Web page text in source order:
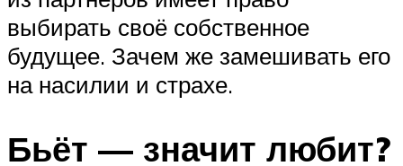
выбирать своё собственное
будущее. Зачем же замешивать его
на насилии и страхе.
Бьёт — значит любит?